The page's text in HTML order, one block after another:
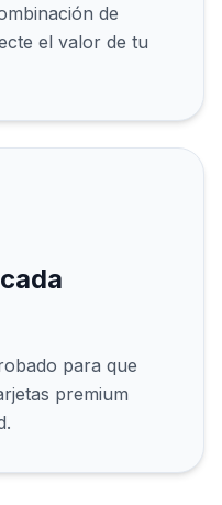
de
el valor de tu
para que
premium